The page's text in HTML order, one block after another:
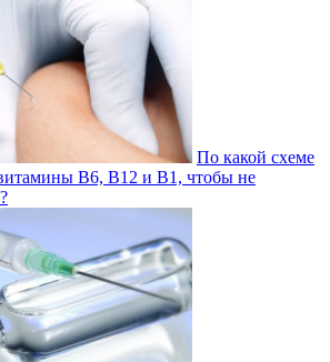
По какой схеме
В6, В12 и В1, чтобы не